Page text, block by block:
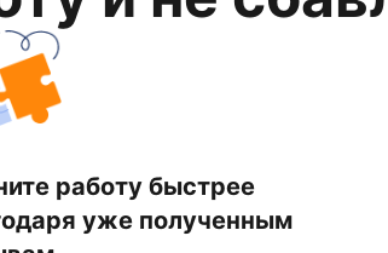
работу быстрее
уже полученным